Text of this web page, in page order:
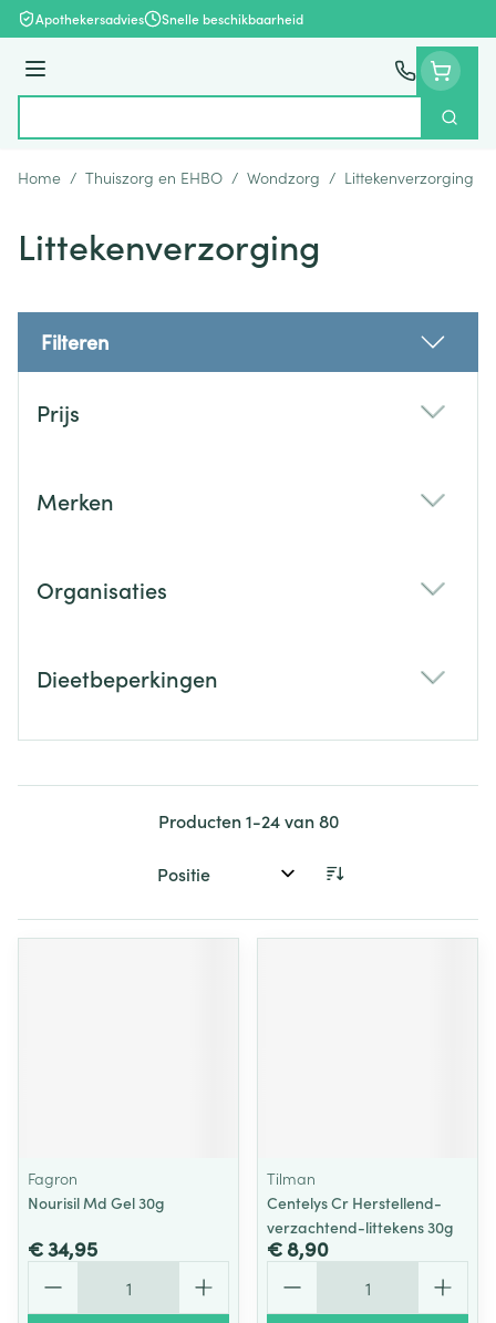
Ga naar de inhoud
Apothekersadvies Snelle beschikbaarheid
Menu
Zoek
Home / Thuiszorg en EHBO / Wondzorg / Littekenverzorging
Littekenverzorging
Filteren
Prijs
Merken
Organisaties
Dieetbeperkingen
Producten1-24van80
Sorteer op:
Fagron
Nourisil Md Gel 30g
€ 34,95
Tilman
Centelys Cr Herstellend-
verzachtend-littekens 30g
€ 8,90